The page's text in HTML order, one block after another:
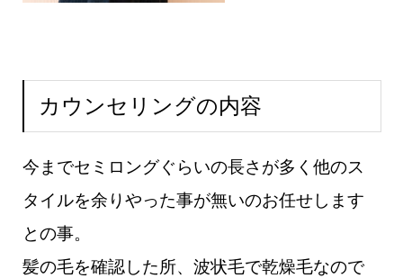
カウンセリングの内容
今までセミロングぐらいの長さが多く他のス
タイルを余りやった事が無いのお任せします
との事。
髪の毛を確認した所、波状毛で乾燥毛なので